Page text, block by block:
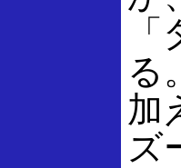
る
加
ズ